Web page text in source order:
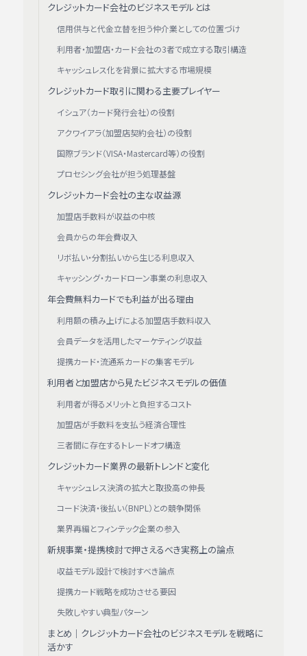
クレジットカード会社のビジネスモデルとは
信用供与と代金立替を担う仲介業としての位置づけ
利用者・加盟店・カード会社の3者で成立する取引構造
キャッシュレス化を背景に拡大する市場規模
クレジットカード取引に関わる主要プレイヤー
イシュア（カード発行会社）の役割
アクワイアラ（加盟店契約会社）の役割
国際ブランド（VISA・Mastercard等）の役割
プロセシング会社が担う処理基盤
クレジットカード会社の主な収益源
加盟店手数料が収益の中核
会員からの年会費収入
リボ払い・分割払いから生じる利息収入
キャッシング・カードローン事業の利息収入
年会費無料カードでも利益が出る理由
利用額の積み上げによる加盟店手数料収入
会員データを活用したマーケティング収益
提携カード・流通系カードの集客モデル
利用者と加盟店から見たビジネスモデルの価値
利用者が得るメリットと負担するコスト
加盟店が手数料を支払う経済合理性
三者間に存在するトレードオフ構造
クレジットカード業界の最新トレンドと変化
キャッシュレス決済の拡大と取扱高の伸長
コード決済・後払い（BNPL）との競争関係
業界再編とフィンテック企業の参入
新規事業・提携検討で押さえるべき実務上の論点
収益モデル設計で検討すべき論点
提携カード戦略を成功させる要因
失敗しやすい典型パターン
まとめ｜クレジットカード会社のビジネスモデルを戦略に
活かす